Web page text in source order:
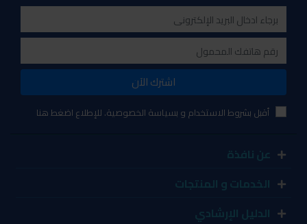
اشترك الآن
أقبل بشروط الاستخدام و بسياسة الخصوصية. للإطلاع اضغط هنا
عن نافذة
الخدمات و المنتجات
الدليل الإرشادي